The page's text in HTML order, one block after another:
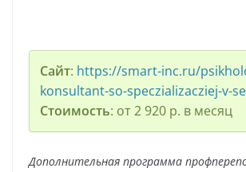
Сайт: https://smart-inc.ru/
konsultant-so-speczializacziej-v-
Стоимость: от 2 920 р. в месяц
Дополнительная программа